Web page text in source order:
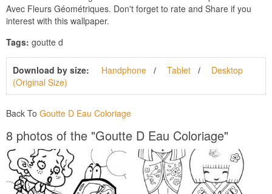
Avec Fleurs Géométriques. Don't forget to rate and Share if you
interest with this wallpaper.
Tags: goutte d
Download by size: Handphone Tablet
Desktop
(Original Size)
Back To Goutte D Eau Coloriage
8 photos of the "Goutte D Eau Coloriage"